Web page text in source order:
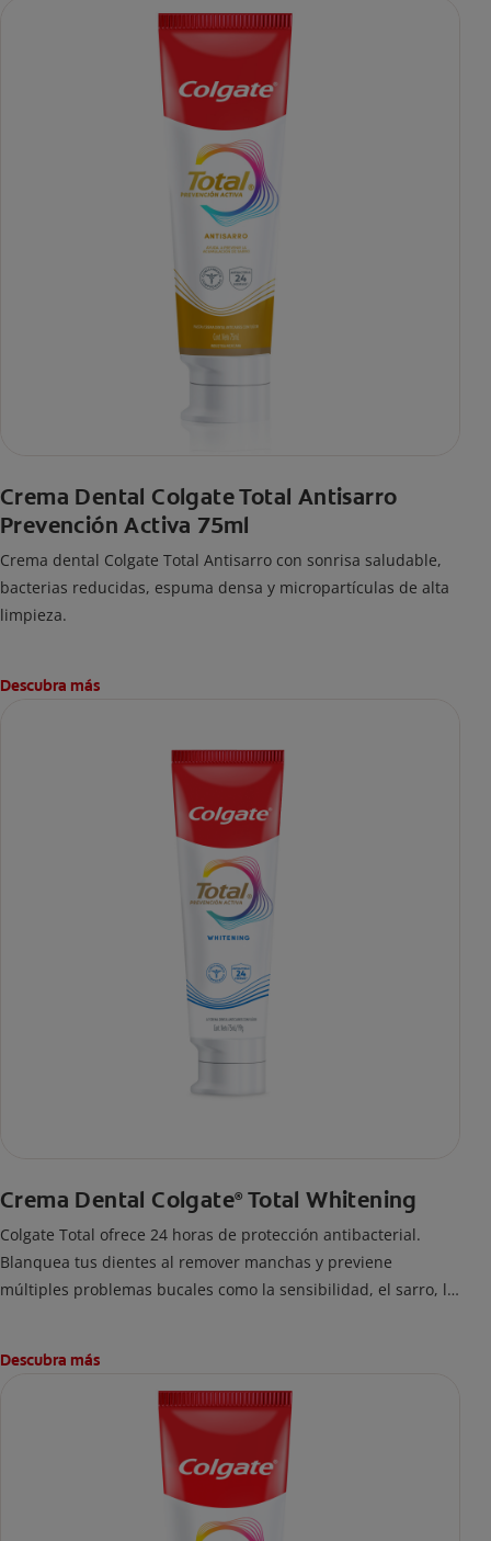
Crema Dental Colgate Total Antisarro
Prevención Activa 75ml
Crema dental Colgate Total Antisarro con sonrisa saludable,
bacterias reducidas, espuma densa y micropartículas de alta
limpieza.
Descubra más
Crema Dental Colgate® Total Whitening
Colgate Total ofrece 24 horas de protección antibacterial.
Blanquea tus dientes al remover manchas y previene
múltiples problemas bucales como la sensibilidad, el sarro, la
Descubra más